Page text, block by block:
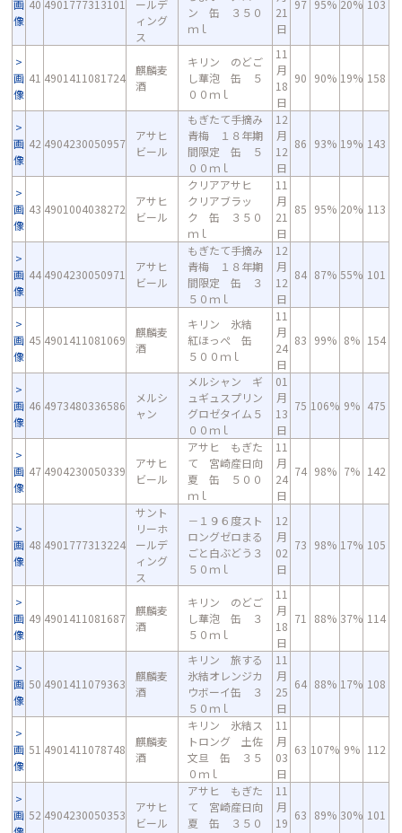
画
像
40 4901777313101
ールデ
ィング
ス
ン 缶 ３５０
ｍｌ
21
日
97 95% 20% 103
画
像
41 4901411081724
麒麟麦
酒
キリン のどご
し華泡 缶 ５
００ｍｌ
11
月
18
日
90 90% 19% 158
画
像
42 4904230050957
アサヒ
ビール
もぎたて手摘み
青梅 １８年期
間限定 缶 ５
００ｍｌ
12
月
12
日
86 93% 19% 143
画
像
43 4901004038272
アサヒ
ビール
クリアアサヒ
クリアブラッ
ク 缶 ３５０
ｍｌ
11
月
21
日
85 95% 20% 113
画
像
44 4904230050971
アサヒ
ビール
もぎたて手摘み
青梅 １８年期
間限定 缶 ３
５０ｍｌ
12
月
12
日
84 87% 55% 101
画
像
45 4901411081069
麒麟麦
酒
キリン 氷結
紅ほっぺ 缶
５００ｍｌ
11
月
24
日
83 99% 8% 154
画
像
46 4973480336586
メルシ
ャン
メルシャン ギ
ュギュスプリン
グロゼタイム５
００ｍｌ
01
月
13
日
75 106% 9% 475
画
像
47 4904230050339
アサヒ
ビール
アサヒ もぎた
て 宮崎産日向
夏 缶 ５００
ｍｌ
11
月
24
日
74 98% 7% 142
画
像
48 4901777313224
サント
リーホ
ールデ
ィング
ス
－１９６度スト
ロングゼロまる
ごと白ぶどう３
５０ｍｌ
12
月
02
日
73 98% 17% 105
画
像
49 4901411081687
麒麟麦
酒
キリン のどご
し華泡 缶 ３
５０ｍｌ
11
月
18
日
71 88% 37% 114
画
像
50 4901411079363
麒麟麦
酒
キリン 旅する
氷結オレンジカ
ウボーイ缶 ３
５０ｍｌ
11
月
25
日
64 88% 17% 108
画
像
51 4901411078748
麒麟麦
酒
キリン 氷結ス
トロング 土佐
文旦 缶 ３５
０ｍｌ
11
月
03
日
63 107% 9% 112
画 52 4904230050353
アサヒ
ビール
アサヒ もぎた
て 宮崎産日向
夏 缶 ３５０
11
月
19
63 89% 30% 101